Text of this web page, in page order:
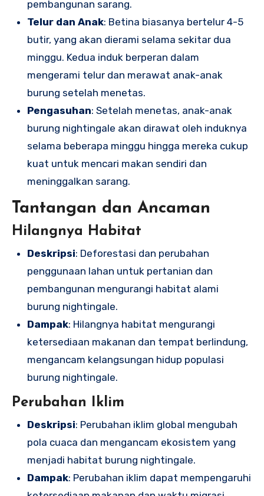
pembangunan sarang.
Telur dan Anak: Betina biasanya bertelur 4-5
butir, yang akan dierami selama sekitar dua
minggu. Kedua induk berperan dalam
mengerami telur dan merawat anak-anak
burung setelah menetas.
Pengasuhan: Setelah menetas, anak-anak
burung nightingale akan dirawat oleh induknya
selama beberapa minggu hingga mereka cukup
kuat untuk mencari makan sendiri dan
meninggalkan sarang.
Tantangan dan Ancaman
Hilangnya Habitat
Deskripsi: Deforestasi dan perubahan
penggunaan lahan untuk pertanian dan
pembangunan mengurangi habitat alami
burung nightingale.
Dampak: Hilangnya habitat mengurangi
ketersediaan makanan dan tempat berlindung,
mengancam kelangsungan hidup populasi
burung nightingale.
Perubahan Iklim
Deskripsi: Perubahan iklim global mengubah
pola cuaca dan mengancam ekosistem yang
menjadi habitat burung nightingale.
Dampak: Perubahan iklim dapat mempengaruhi